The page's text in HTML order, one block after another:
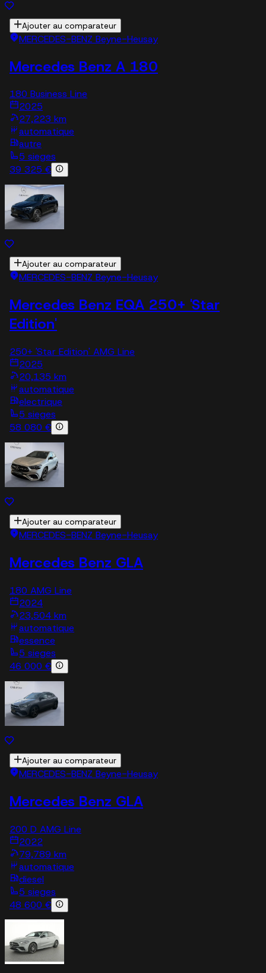
Ajouter au comparateur
MERCEDES-BENZ Beyne-Heusay
Mercedes Benz A 180
180 Business Line
2025
27,223 km
automatique
autre
5 sieges
39 325 €
Ajouter au comparateur
MERCEDES-BENZ Beyne-Heusay
Mercedes Benz EQA 250+ 'Star
Edition'
250+ 'Star Edition' AMG Line
2025
20,135 km
automatique
electrique
5 sieges
58 080 €
Ajouter au comparateur
MERCEDES-BENZ Beyne-Heusay
Mercedes Benz GLA
180 AMG Line
2024
23,504 km
automatique
essence
5 sieges
46 000 €
Ajouter au comparateur
MERCEDES-BENZ Beyne-Heusay
Mercedes Benz GLA
200 D AMG Line
2022
79,789 km
automatique
diesel
5 sieges
48 600 €